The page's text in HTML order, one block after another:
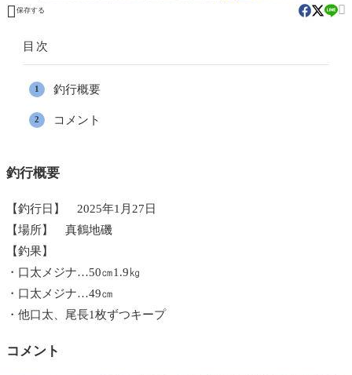
 保存する 
目次
釣行概要
コメント
釣行概要
【釣行日】 2025年1月27日
【場所】 真鶴地磯
【釣果】
・口太メジナ…50㎝1.9㎏
・口太メジナ…49㎝
・他口太、尾長1枚ずつキープ
コメント